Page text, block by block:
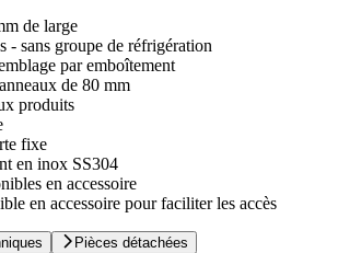
de large
- sans groupe de réfrigération
par emboîtement
de 80 mm
produits
fixe
en inox SS304
en accessoire
en accessoire pour faciliter les accès
Pièces détachées